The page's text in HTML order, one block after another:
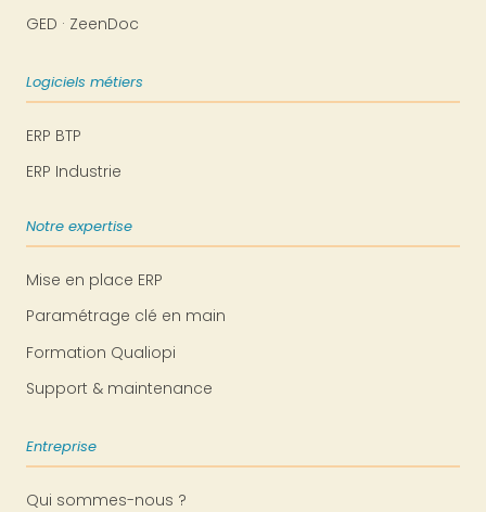
GED · ZeenDoc
Logiciels métiers
ERP BTP
ERP Industrie
Notre expertise
Mise en place ERP
Paramétrage clé en main
Formation Qualiopi
Support & maintenance
Entreprise
Qui sommes-nous ?